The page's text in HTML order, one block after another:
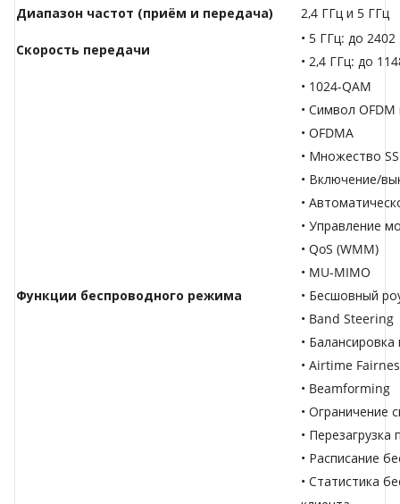
Диапазон частот (приём и передача)
2,4 ГГц и 5 ГГц
Скороcть передачи
• 5 ГГц: до
• 2,4 ГГц: до
Функции беспроводного режима
• 1024-QAM
• Символ
• OFDMA
• Множество
• Включение/
•
• Управление
• QoS (WMM)
• MU-MIMO
• Бесшовный
• Band Steering
• Балансировка
• Airtime
• Beamforming
• Ограничение
•
• Расписание
• Статистика